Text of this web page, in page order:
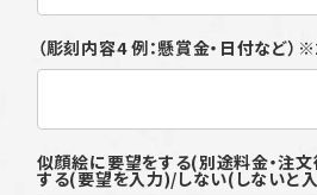
（彫刻内容4 例：懸賞金・日付など
似顔絵に要望をする(別
する(要望を入力)/しない(しないと